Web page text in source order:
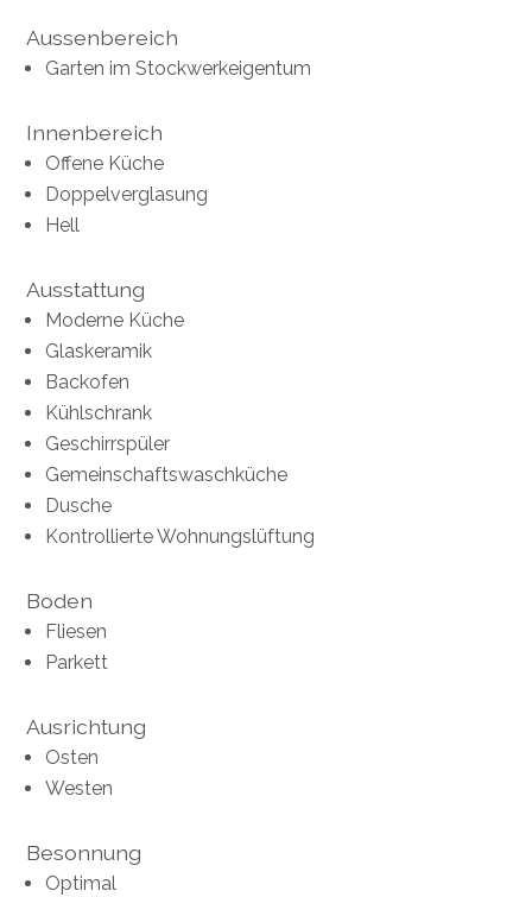
Aussenbereich
Garten im Stockwerkeigentum
Innenbereich
Offene Küche
Doppelverglasung
Hell
Ausstattung
Moderne Küche
Glaskeramik
Backofen
Kühlschrank
Geschirrspüler
Gemeinschaftswaschküche
Dusche
Kontrollierte Wohnungslüftung
Boden
Fliesen
Parkett
Ausrichtung
Osten
Westen
Besonnung
Optimal